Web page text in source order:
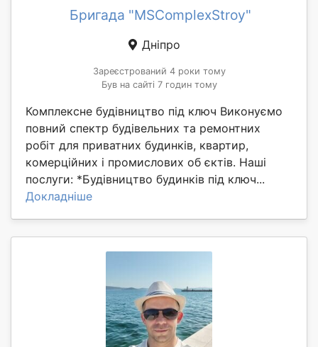
Бригада "MSComplexStroy"
Дніпро
Зареєстрований 4 роки тому
Був на сайті 7 годин тому
Комплексне будівництво під ключ Виконуємо
повний спектр будівельних та ремонтних
робіт для приватних будинків, квартир,
комерційних і промислових об єктів. Наші
послуги: *Будівництво будинків під ключ...
Докладніше